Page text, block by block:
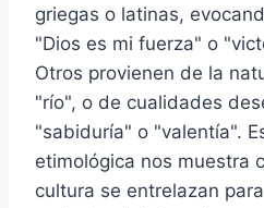
griegas o latinas,
"Dios es mi fuerza" o
Otros provienen de la
"río", o de cualidades
"sabiduría" o "valentía".
etimológica nos muestra
cultura se entrelazan